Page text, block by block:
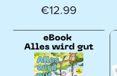
€12.99